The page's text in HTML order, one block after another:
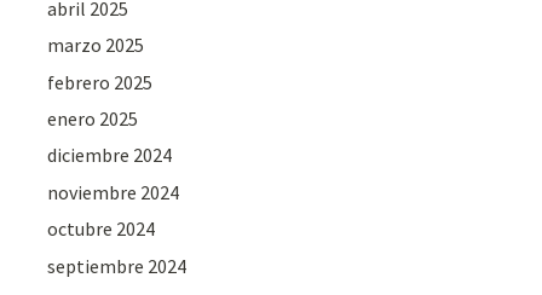
abril 2025
marzo 2025
febrero 2025
enero 2025
diciembre 2024
noviembre 2024
octubre 2024
septiembre 2024